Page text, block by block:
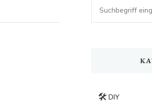
Looking
for
🛠️ DIY